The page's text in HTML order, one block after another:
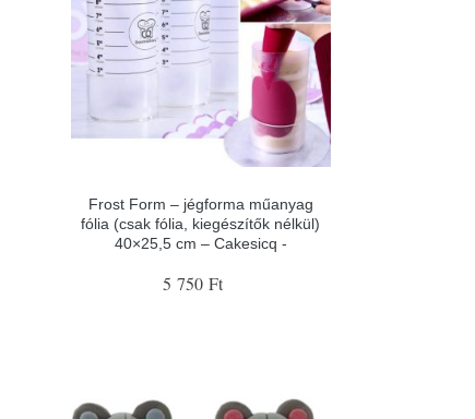
Frost Form – jégforma műanyag
fólia (csak fólia, kiegészítők nélkül)
40×25,5 cm – Cakesicq -
5 750 Ft